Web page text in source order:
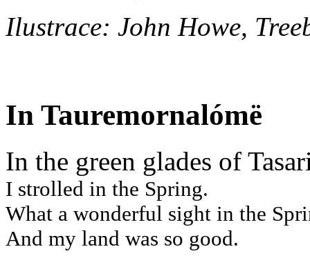
Ilustrace: John Howe,
In Tauremornalómë
In the green glades of
I strolled in the Spring.
What a wonderful sight in the
And my land was so good.